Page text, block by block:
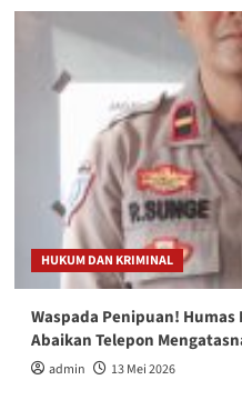
HUKUM DAN KRIMINAL
Waspada Penipuan! Humas
Abaikan Telepon
admin 13 Mei 2026